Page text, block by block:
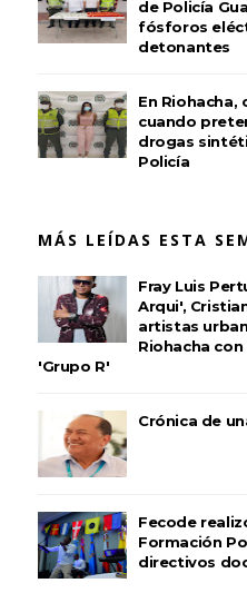
de Policía
fósforos
detonantes
En Riohacha,
cuando
drogas
Policía
MÁS LEÍDAS ESTA
Fray Luis
Arqui',
artistas
Riohacha
'Grupo R'
Crónica de
Fecode
Formación
directivos